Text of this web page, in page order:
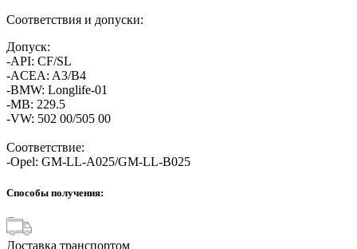
Соответствия и допуски:
Допуск:
-API: CF/SL
-ACEA: A3/B4
-BMW: Longlife-01
-MB: 229.5
-VW: 502 00/505 00
Соответствие:
-Opel: GM-LL-A025/GM-LL-B025
Способы получения:
Доставка транспортом